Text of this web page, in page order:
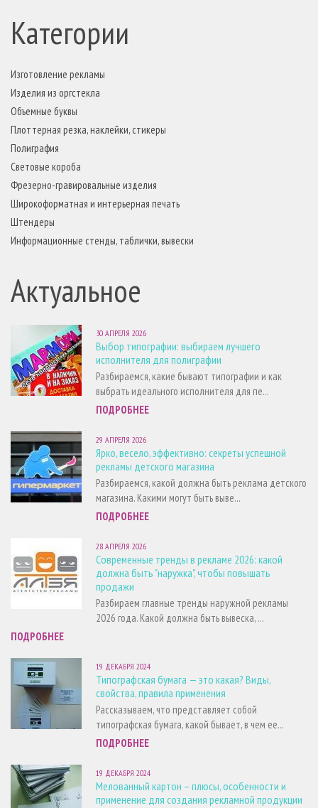
Категории
Изготовление рекламы
Изделия из оргстекла
Объемные буквы
Плоттерная резка, наклейки, стикеры
Полиграфия
Световые короба
Фрезерно-гравировальные изделия
Широкоформатная и интерьерная печать
Штендеры
Информационные стенды, таблички, вывески
Актуальное
30 АПРЕЛЯ 2026
Выбор типографии: выбираем лучшего
исполнителя для полиграфии
Разбираемся, какие бывают типографии и как
выбрать идеального исполнителя для пе...
ПОДРОБНЕЕ
29 АПРЕЛЯ 2026
Ярко, весело, эффективно: секреты успешной
рекламы детского магазина
Разбираемся, какой должна быть реклама детского
магазина. Какими могут быть выве...
ПОДРОБНЕЕ
28 АПРЕЛЯ 2026
Современные тренды в рекламе 2026: какой
должна быть "наружка", чтобы повышать
продажи
Разбираем главные тренды наружной рекламы
2026 года. Какой должна быть вывеска, ...
ПОДРОБНЕЕ
19 ДЕКАБРЯ 2024
Типографская бумага — это какая? Виды,
свойства, правила применения
Рассказываем, что представляет собой
типографская бумага, какой бывает, в чем ее...
ПОДРОБНЕЕ
19 ДЕКАБРЯ 2024
Мелованный картон – плюсы, особенности и
применение для создания рекламной продукции